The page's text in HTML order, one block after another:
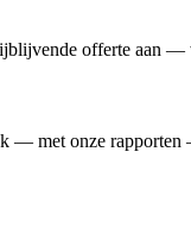
offerte aan
— met onze